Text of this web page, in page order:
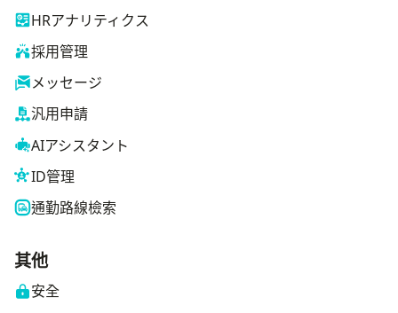
HRアナリティクス
採用管理
メッセージ
汎用申請
AIアシスタント
ID管理
通勤路線檢索
其他
安全